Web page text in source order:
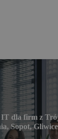
IT dla firm z
Sopot,